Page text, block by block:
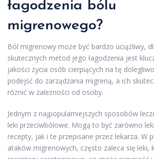
łagodzenia bólu
migrenowego?
Ból migrenowy może być bardzo uciążliwy,
skutecznych metod jego łagodzenia jest
jakości życia osób cierpiących na tę
podejść do zarządzania migreną, a ich
różnić w zależności od osoby.
Jednym z najpopularniejszych sposobów
leki przeciwbólowe. Mogą to być zarówno
recepty, jak i te przepisane przez lekarza. W
ataków migrenowych, często zaleca się leki,